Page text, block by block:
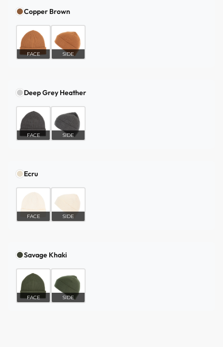
Copper Brown
FACE SIDE
Deep Grey Heather
FACE SIDE
Ecru
FACE SIDE
Savage Khaki
FACE SIDE